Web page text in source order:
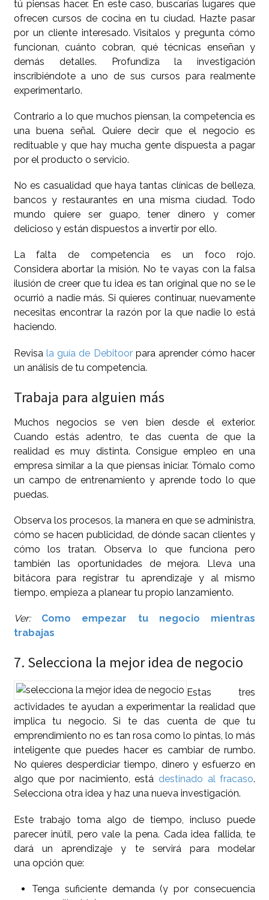
tú piensas hacer. En este caso, buscarías lugares que
ofrecen cursos de cocina en tu ciudad. Hazte pasar
por un cliente interesado. Visítalos y pregunta cómo
funcionan, cuánto cobran, qué técnicas enseñan y
demás detalles. Profundiza la investigación
inscribiéndote a uno de sus cursos para realmente
experimentarlo.
Contrario a lo que muchos piensan, la competencia es
una buena señal. Quiere decir que el negocio es
redituable y que hay mucha gente dispuesta a pagar
por el producto o servicio.
No es casualidad que haya tantas clínicas de belleza,
bancos y restaurantes en una misma ciudad. Todo
mundo quiere ser guapo, tener dinero y comer
delicioso y están dispuestos a invertir por ello.
La falta de competencia es un foco rojo.
Considera abortar la misión. No te vayas con la falsa
ilusión de creer que tu idea es tan original que no se le
ocurrió a nadie más. Si quieres continuar, nuevamente
necesitas encontrar la razón por la que nadie lo está
haciendo.
Revisa la guía de Debitoorpara aprender cómo hacer
un análisis de tu competencia.
Trabaja para alguien más
Muchos negocios se ven bien desde el exterior.
Cuando estás adentro, te das cuenta de que la
realidad es muy distinta. Consigue empleo en una
empresa similar a la que piensas iniciar. Tómalo como
un campo de entrenamiento y aprende todo lo que
puedas.
Observa los procesos, la manera en que se administra,
cómo se hacen publicidad, de dónde sacan clientes y
cómo los tratan. Observa lo que funciona pero
también las oportunidades de mejora. Lleva una
bitácora para registrar tu aprendizaje y al mismo
tiempo, empieza a planear tu propio lanzamiento.
Ver:
Como empezar tu negocio mientras
trabajas
7. Selecciona la mejor idea de negocio
Estas tres
actividades te ayudan a experimentar la realidad que
implica tu negocio. Si te das cuenta de que tu
emprendimiento no es tan rosa como lo pintas, lo más
inteligente que puedes hacer es cambiar de rumbo.
No quieres desperdiciar tiempo, dinero y esfuerzo en
algo que por nacimiento, está destinado al fracaso.
Selecciona otra idea y haz una nueva investigación.
Este trabajo toma algo de tiempo, incluso puede
parecer inútil, pero vale la pena. Cada idea fallida, te
dará un aprendizaje y te servirá para modelar
una opción que:
Tenga suficiente demanda (y por consecuencia